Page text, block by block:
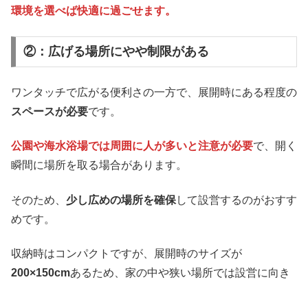
環境を選べば快適に過ごせます。
②：広げる場所にやや制限がある
ワンタッチで広がる便利さの一方で、展開時にある程度の
スペースが必要です。
公園や海水浴場では周囲に人が多いと注意が必要で、開く
瞬間に場所を取る場合があります。
そのため、 少し広めの場所を確保して設営するのがおすす
めです。
収納時はコンパクトですが、展開時のサイズが
200×150cmあるため、家の中や狭い場所では設営に向き